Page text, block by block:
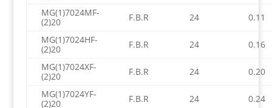
MG(1)7024MF-
(2)20
F.B.R 24
0.11
MG(1)7024HF-
(2)20
F.B.R 24
0.16
MG(1)7024XF-
(2)20
F.B.R 24
0.20
MG(1)7024YF-
(2)20
F.B.R 24 0.24